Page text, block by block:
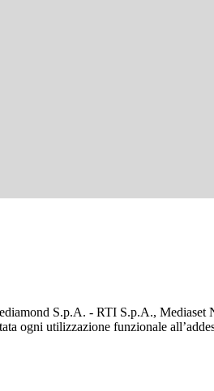
S.p.A. - RTI S.p.A., Mediaset
ogni utilizzazione funzionale